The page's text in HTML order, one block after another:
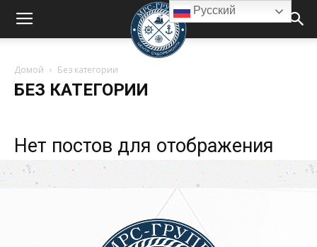
Домой Без категории
БЕЗ КАТЕГОРИИ
Нет постов для отображения
Русский